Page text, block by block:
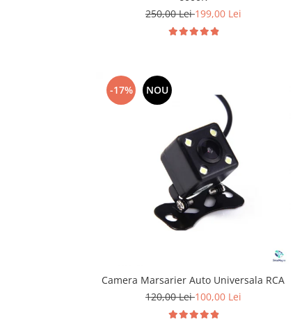
250,00 Lei199,00 Lei
-17% NOU
Camera Marsarier Auto Universala RCA
120,00 Lei100,00 Lei